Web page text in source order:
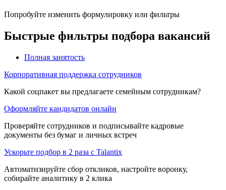
Попробуйте изменить формулировку или фильтры
Быстрые фильтры подбора вакансий
Полная занятость
Корпоративная поддержка сотрудников
Какой соцпакет вы предлагаете семейным сотрудникам?
Оформляйте кандидатов онлайн
Проверяйте сотрудников и подписывайте кадровые
документы без бумаг и личных встреч
Ускорьте подбор в 2 раза с Talantix
Автоматизируйте сбор откликов, настройте воронку,
собирайте аналитику в 2 клика